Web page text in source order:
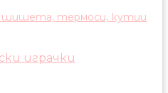
шишета, термоси, кутии
играчки